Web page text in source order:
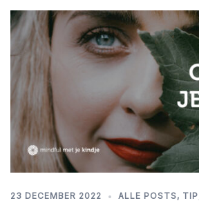
23 DECEMBER 2022 ALLE POSTS, TIP